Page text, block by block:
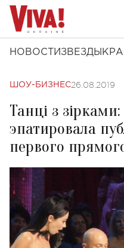
НОВОСТИ ЗВЕЗДЫ
ШОУ-БИЗНЕС26.08.2019
Танці з
эпатировала
первого